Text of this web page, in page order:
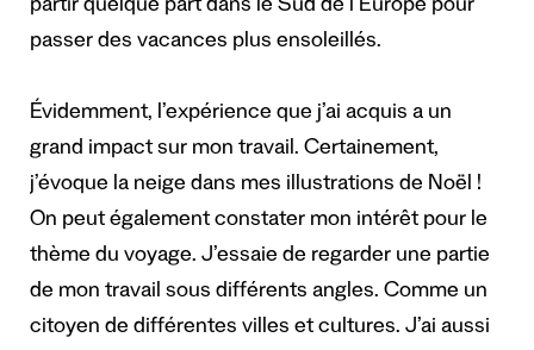
partir quelque part dans le Sud de l’Europe pour
passer des vacances plus ensoleillés.
Évidemment, l’expérience que j’ai acquis a un
grand impact sur mon travail. Certainement,
j’évoque la neige dans mes illustrations de Noël !
On peut également constater mon intérêt pour le
thème du voyage. J’essaie de regarder une partie
de mon travail sous différents angles. Comme un
citoyen de différentes villes et cultures. J’ai aussi